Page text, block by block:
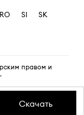
RO SI
SK
правом и
Скачать